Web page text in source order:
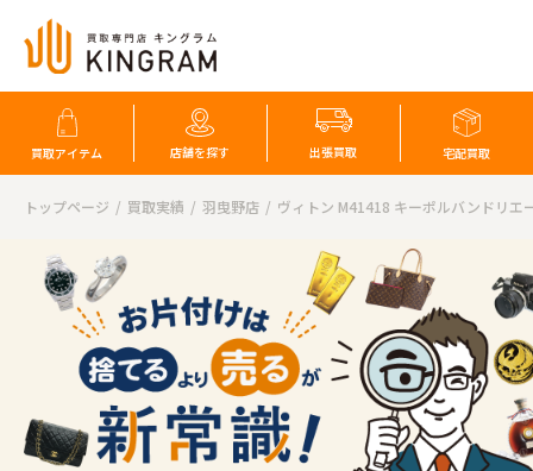
買取アイテム 店舗を探す 出張買取 宅配買取
トップページ 買取実績 羽曳野店 ヴィトン M41418 キーポルバンドリエ